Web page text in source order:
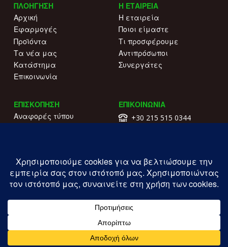
ΠΛΟΗΓΗΣΗ
Αρχική
Εφαρμογές
Προϊόντα
Τα νέα μας
Κατάστημα
Επικοινωνία
Η ΕΤΑΙΡΕΙΑ
Η εταιρεία
Ποιοι είμαστε
Τι προσφέρουμε
Αντιπρόσωποι
Συνεργάτες
ΕΠΙΣΚΟΠΗΣΗ
Αναφορές τύπου
Πολιτική απορρήτου
ΕΠΙΚΟΙΝΩΝΙΑ
+30 215 515 0344
ΓΕΜΗ: 177203407000
Copyright ILIOFOS IM © 2026